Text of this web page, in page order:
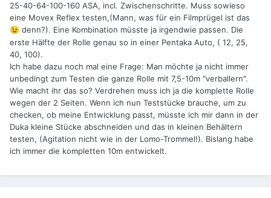
25-40-64-100-160 ASA, incl. Zwischenschritte. Muss sowieso
eine Movex Reflex testen,(Mann, was für ein Filmprügel ist das
😉 denn?). Eine Kombination müsste ja irgendwie passen. Die
erste Hälfte der Rolle genau so in einer Pentaka Auto, ( 12, 25,
40, 100).
Ich habe dazu noch mal eine Frage: Man möchte ja nicht immer
unbedingt zum Testen die ganze Rolle mit 7,5-10m "verballern".
Wie macht ihr das so? Verdrehen muss ich ja die komplette Rolle
wegen der 2 Seiten. Wenn ich nun Teststücke brauche, um zu
checken, ob meine Entwicklung passt, müsste ich mir dann in der
Duka kleine Stücke abschneiden und das in kleinen Behältern
testen, (Agitation nicht wie in der Lomo-Trommel!). Bislang habe
ich immer die kompletten 10m entwickelt.